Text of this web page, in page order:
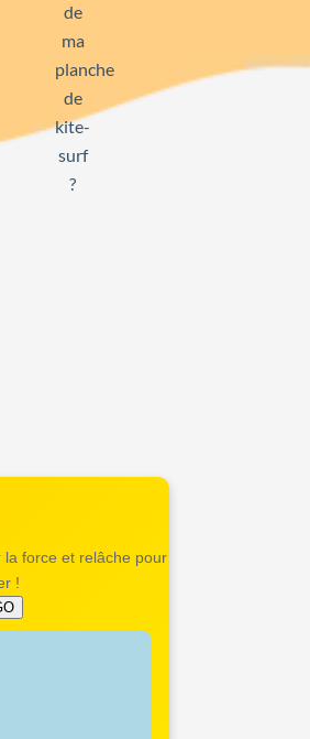
de
ma
planche
de
kite-
surf
?
la force et relâche pour
!